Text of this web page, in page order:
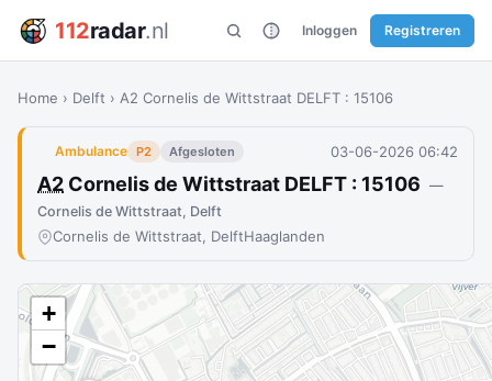
112radar.nl Inloggen Registreren
Home › Delft › A2 Cornelis de Wittstraat DELFT : 15106
Ambulance P2 Afgesloten 03-06-2026 06:42
A2 Cornelis de Wittstraat DELFT : 15106 —
Cornelis de Wittstraat, Delft
Cornelis de Wittstraat, DelftHaaglanden
+
−